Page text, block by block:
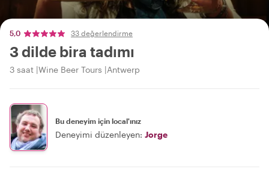
5,0 33 değerlendirme
3 dilde bira tadımı
3 saat Wine Beer Tours Antwerp
Bu deneyim için local'ınız
Deneyimi düzenleyen: Jorge